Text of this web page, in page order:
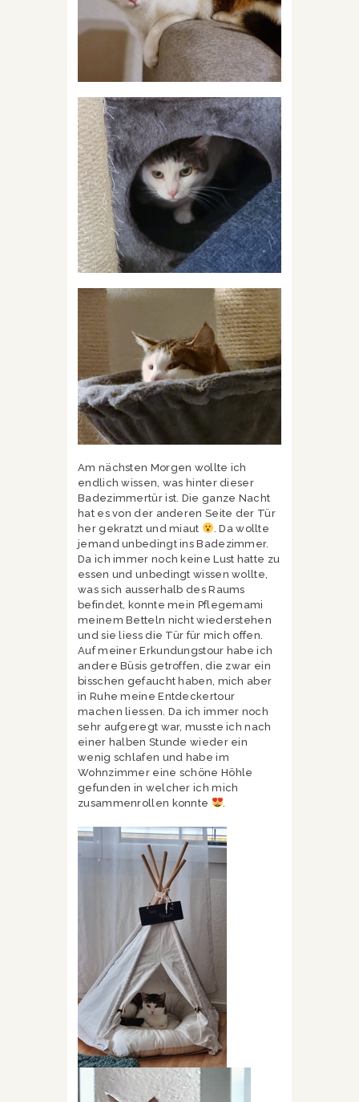
Am nächsten Morgen wollte ich
endlich wissen, was hinter dieser
Badezimmertür ist. Die ganze Nacht
hat es von der anderen Seite der Tür
her gekratzt und miaut
. Da wollte
jemand unbedingt ins Badezimmer.
Da ich immer noch keine Lust hatte zu
essen und unbedingt wissen wollte,
was sich ausserhalb des Raums
befindet, konnte mein Pflegemami
meinem Betteln nicht wiederstehen
und sie liess die Tür für mich offen.
Auf meiner Erkundungstour habe ich
andere Büsis getroffen, die zwar ein
bisschen gefaucht haben, mich aber
in Ruhe meine Entdeckertour
machen liessen. Da ich immer noch
sehr aufgeregt war, musste ich nach
einer halben Stunde wieder ein
wenig schlafen und habe im
Wohnzimmer eine schöne Höhle
gefunden in welcher ich mich
zusammenrollen konnte
.